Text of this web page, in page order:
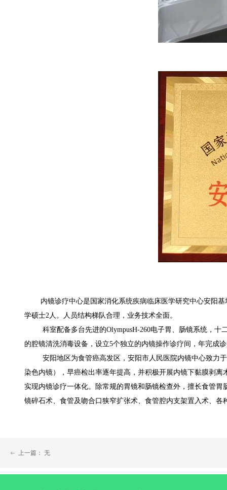
内镜诊疗中心是国家消化系统疾病临床医学研究中心安阳
学硕士2人。人员结构梯队合理，业务技术全面。
科室配备多台先进的OlympusH-260电子胃、肠镜系统，十
的腔镜清洗消毒设备，设立5个独立的内镜操作诊疗间，年完成
安阳地区为食管癌高发区，安阳市人民医院内镜中心致力
染色内镜），早癌检出率逐年提高，并积极开展内镜下黏膜剥
实现内镜诊疗一体化。除常规的胃镜和肠镜检查外，擅长食管
镜碎石术、食管及吻合口狭窄扩张术、食管腔内支架置入术、
ꂃ 上一篇： 无